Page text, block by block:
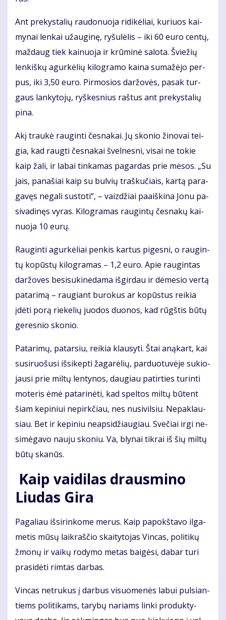
Ant pre­kys­ta­lių rau­do­nuo­ja ri­di­kė­liai, ku­riuos kai­
my­nai len­kai už­au­gi­nę, ry­šu­lė­lis – iki 60 eu­ro cen­tų,
maž­daug tiek kai­nuo­ja ir krū­mi­nė sa­lo­ta. Švie­žių
len­kiš­kų agur­kė­lių ki­log­ra­mo kai­na su­ma­žė­jo per­
pus, iki 3,50 eu­ro. Pir­mo­sios dar­žo­vės, pa­sak tur­
gaus lan­ky­to­jų, ryš­kes­nius raš­tus ant pre­kys­ta­lių
pi­na.
Akį trau­kė rau­gin­ti čes­na­kai. Jų sko­nio ži­no­vai tei­
gia, kad raug­ti čes­na­kai švel­nes­ni, vi­sai ne to­kie
kaip ža­li, ir la­bai tin­ka­mas pa­gar­das prie mė­sos. „Su
jais, pa­na­šiai kaip su bul­vių traš­ku­čiais, kar­tą pa­ra­
ga­vęs ne­ga­li su­sto­ti“, – vaiz­džiai pa­aiš­ki­na Jo­nu pa­
si­va­di­nęs vy­ras. Ki­log­ra­mas rau­gin­tų čes­na­kų kai­
nuo­ja 10 eu­rų.
Rau­gin­ti agur­kė­liai pen­kis kar­tus pi­ges­ni, o rau­gin­
tų ko­pūs­tų ki­log­ra­mas – 1,2 eu­ro. Apie rau­gin­tas
dar­žo­ves be­si­su­ki­nė­da­ma iš­gir­dau ir dė­me­sio ver­tą
pa­ta­ri­mą – rau­giant bu­ro­kus ar ko­pūs­tus rei­kia
įdė­ti po­rą rie­ke­lių juo­dos duo­nos, kad rūgš­tis bū­tų
ge­res­nio sko­nio.
Pa­ta­ri­mų, pa­tar­siu, rei­kia klau­sy­ti. Štai aną­kart, kai
su­si­ruo­šu­si iš­si­kep­ti ža­ga­rė­lių, par­duo­tu­vė­je su­kio­
jau­si prie mil­tų len­ty­nos, dau­giau pa­tir­ties tu­rin­ti
mo­te­ris ėmė pa­ta­ri­nė­ti, kad spel­tos mil­tų bū­tent
šiam ke­pi­niui ne­pirk­čiau, nes nu­si­vil­siu. Ne­pa­klau­
siau. Bet ir ke­pi­niu neap­si­džiau­giau. Sve­čiai ir­gi ne­
si­mė­ga­vo nau­ju sko­niu. Va, bly­nai tik­rai iš šių mil­tų
bū­tų ska­nūs.
Kaip vai­di­las draus­mi­no
Liu­das Gi­ra
Pa­ga­liau iš­si­rin­ko­me me­rus. Kaip pa­pokš­ta­vo il­ga­
me­tis mū­sų laik­raš­čio skai­ty­to­jas Vin­cas, po­li­ti­kų
žmo­nų ir vai­kų ro­dy­mo me­tas bai­gė­si, da­bar tu­ri
pra­si­dė­ti rim­tas dar­bas.
Vin­cas ne­tru­kus į dar­bus vi­suo­me­nės la­bui pul­sian­
tiems po­li­ti­kams, ta­ry­bų na­riams lin­ki pro­duk­ty­